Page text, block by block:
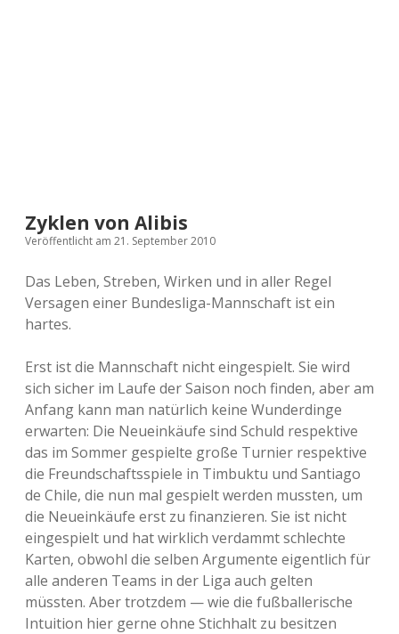
Zyklen von Alibis
Veröffentlicht am 21. September 2010
Das Leben, Streben, Wirken und in aller Regel
Versagen einer Bundesliga-Mannschaft ist ein
hartes.
Erst ist die Mannschaft nicht eingespielt. Sie wird
sich sicher im Laufe der Saison noch finden, aber am
Anfang kann man natürlich keine Wunderdinge
erwarten: Die Neueinkäufe sind Schuld respektive
das im Sommer gespielte große Turnier respektive
die Freundschaftsspiele in Timbuktu und Santiago
de Chile, die nun mal gespielt werden mussten, um
die Neueinkäufe erst zu finanzieren. Sie ist nicht
eingespielt und hat wirklich verdammt schlechte
Karten, obwohl die selben Argumente eigentlich für
alle anderen Teams in der Liga auch gelten
müssten. Aber trotzdem — wie die fußballerische
Intuition hier gerne ohne Stichhalt zu besitzen